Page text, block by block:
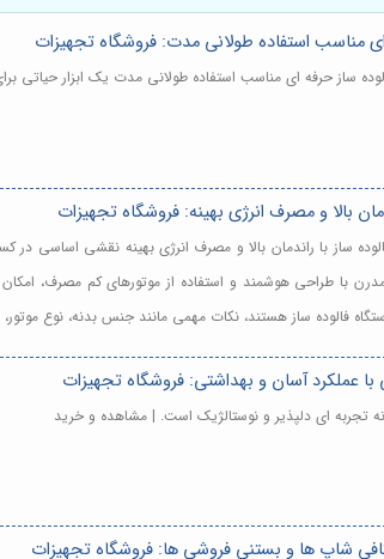
مناسب استفاده طولانی مدت: فروشگاه تجهیزات
ساز حرفه ای مناسب استفاده طولانی مدت یک ابزار
بالا و مصرف انرژی بهینه: فروشگاه تجهیزات
ساز با راندمان بالا و مصرف انرژی بهینه نقشی
با طراحی هوشمند و استفاده از موتورهای کم مصرف،
فالوده ساز هستند، نکات مهمی مانند جنس بدنه، نوع
با عملکرد آسان و بهداشتی: فروشگاه تجهیزات
تجربه ای دلپذیر و نوستالژیک است. | مشاهده و خرید
شاپ ها و بستنی فروشی ها: فروشگاه تجهیزات